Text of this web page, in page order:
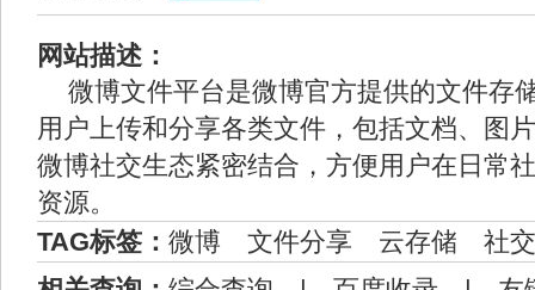
网站描述：
微博文件平台是微博官方提供的文件存
用户上传和分享各类文件，包括文档、图
微博社交生态紧密结合，方便用户在日常
资源。
TAG标签： 微博 文件分享 云存储
社